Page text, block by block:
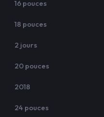
16 pouces
18 pouces
2 jours
20 pouces
2018
24 pouces